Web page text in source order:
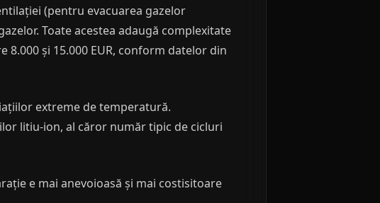
(pentru evacuarea gazelor
Toate acestea adaugă complexitate
și 15.000 EUR, conform datelor din
extreme de temperatură.
litiu-ion, al căror număr tipic de cicluri
e mai anevoioasă și mai costisitoare